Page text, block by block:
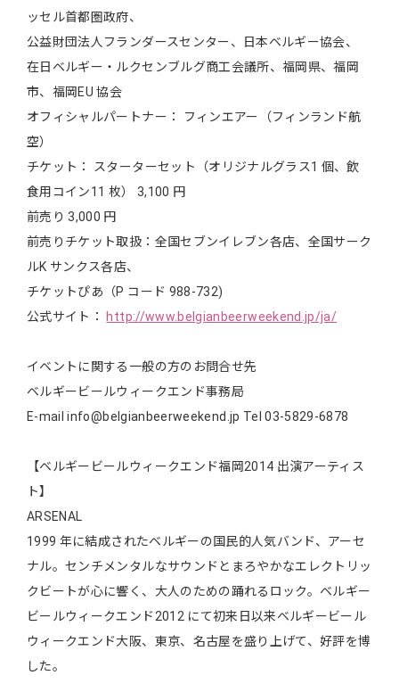
ッセル首都圏政府、
公益財団法人フランダースセンター、日本ベルギー協会、
在日ベルギー・ルクセンブルグ商工会議所、福岡県、福岡
市、福岡EU 協会
オフィシャルパートナー： フィンエアー（フィンランド航
空）
チケット： スターターセット（オリジナルグラス1 個、飲
食用コイン11 枚） 3,100 円
前売り 3,000 円
前売りチケット取扱：全国セブンイレブン各店、全国サーク
ルK サンクス各店、
チケットぴあ（P コード 988-732)
公式サイト： http://www.belgianbeerweekend.jp/ja/
イベントに関する一般の方のお問合せ先
ベルギービールウィークエンド事務局
E-mail info@belgianbeerweekend.jp Tel 03-5829-6878
【ベルギービールウィークエンド福岡2014 出演アーティス
ト】
ARSENAL
1999 年に結成されたベルギーの国民的人気バンド、アーセ
ナル。センチメンタルなサウンドとまろやかなエレクトリッ
クビートが心に響く、大人のための踊れるロック。ベルギー
ビールウィークエンド2012 にて初来日以来ベルギービール
ウィークエンド大阪、東京、名古屋を盛り上げて、好評を博
した。